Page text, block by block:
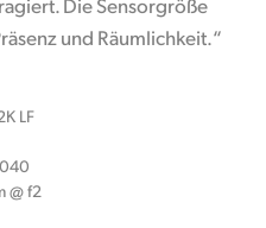
Die Sensorgröße
und Räumlichkeit.“
LF
@ f2